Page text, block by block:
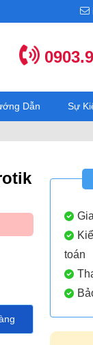
Dẫn Sự
toán